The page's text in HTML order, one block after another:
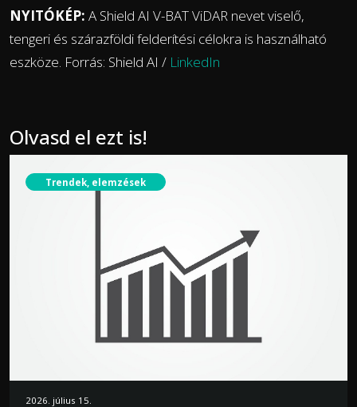
NYITÓKÉP: A Shield AI V-BAT ViDAR nevet viselő,
tengeri és szárazföldi felderítési célokra is használható
eszköze. Forrás: Shield AI / LinkedIn
Olvasd el ezt is!
Trendek, elemzések
2026. július 15.